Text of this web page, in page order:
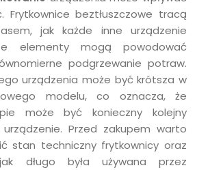
Frytkownice beztłuszczowe tracą
jak każde inne urządzenie
elementy mogą powodować
podgrzewanie potraw.
urządzenia może być krótsza w
modelu, co oznacza, że
może być konieczny kolejny
Przed zakupem warto
stan techniczny frytkownicy oraz
długo była używana przez